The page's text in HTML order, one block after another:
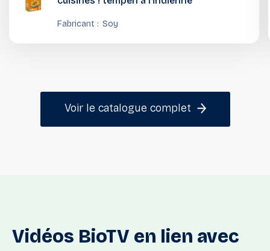
Fabricant : Soy
Voir le catalogue complet
Vidéos BioTV en lien avec